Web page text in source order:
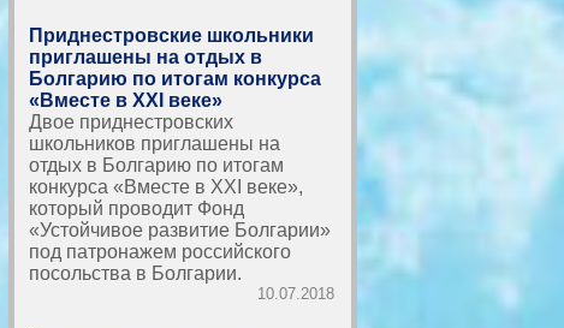
Приднестровские школьники
приглашены на отдых в
Болгарию по итогам конкурса
«Вместе в XXI веке»
Двое приднестровских
школьников приглашены на
отдых в Болгарию по итогам
конкурса «Вместе в XXI веке»,
который проводит Фонд
«Устойчивое развитие Болгарии»
под патронажем российского
посольства в Болгарии.
10.07.2018